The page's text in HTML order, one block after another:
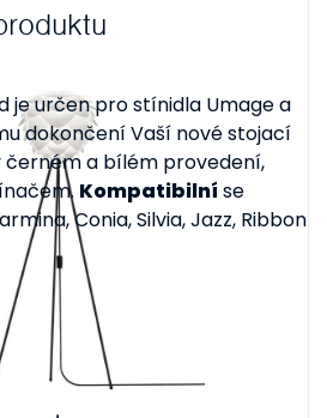
je určen pro stínidla Umage a
dokončení Vaší nové stojací
černém a bílém provedení,
Kompatibilní se
Conia, Silvia, Jazz, Ribbon